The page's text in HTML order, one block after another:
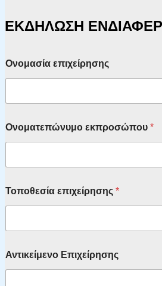
ΕΚΔΗΛΩΣΗ
Ονομασία επιχείρησης
Ονοματεπώνυμο εκπροσώπου *
Τοποθεσία επιχείρησης *
Αντικείμενο Επιχείρησης